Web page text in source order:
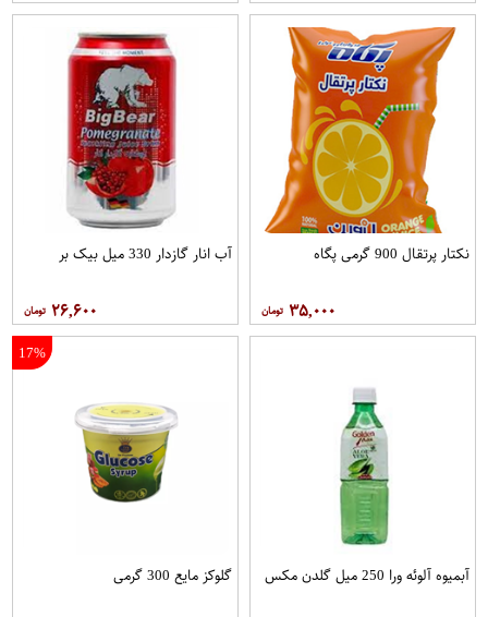
نکتار پرتقال 900 گرمی پگاه
۳۵,۰۰۰
آب انار گازدار 330 میل بیک بر
۲۶,۶۰۰
آبمیوه آلوئه ورا 250 میل گلدن مکس
17%
گلوکز مایع 300 گرمی